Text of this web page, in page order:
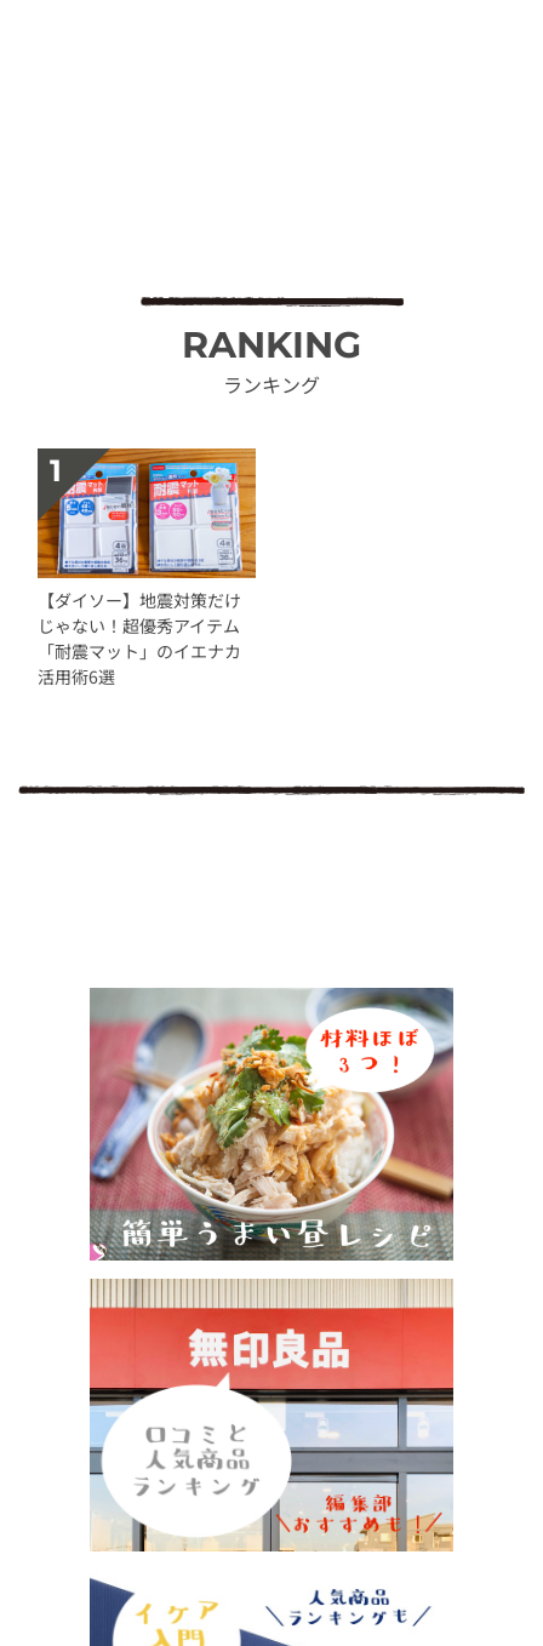
RANKING
ランキング
【ダイソー】地震対策だけ
じゃない！超優秀アイテム
「耐震マット」のイエナカ
活用術6選